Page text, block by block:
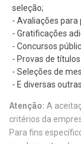
seleção;
- Avaliações
- Gratificações
- Concursos
- Provas de
- Seleções de
- E diversas
Atenção: A
critérios da
Para fins